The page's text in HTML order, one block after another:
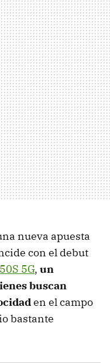
nueva apuesta
con el debut
5G, un
buscan
en el campo
bastante